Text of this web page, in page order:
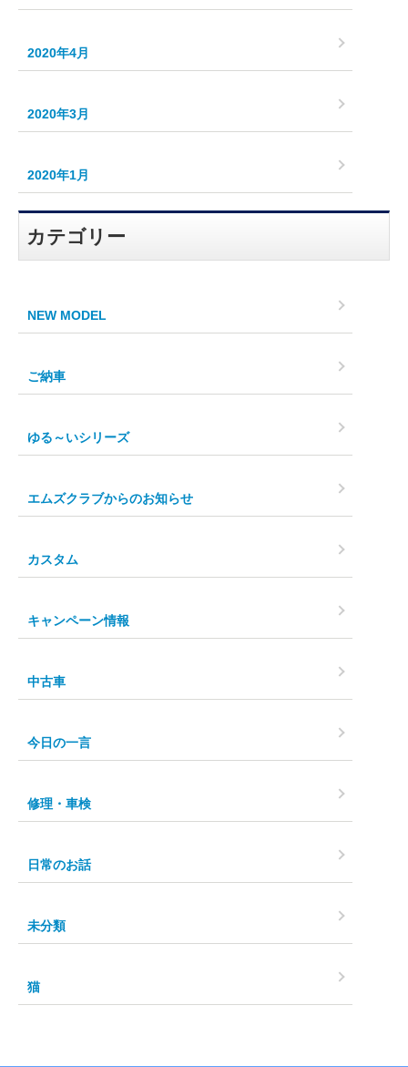
2020年4月
2020年3月
2020年1月
カテゴリー
NEW MODEL
ご納車
ゆる～いシリーズ
エムズクラブからのお知らせ
カスタム
キャンペーン情報
中古車
今日の一言
修理・車検
日常のお話
未分類
猫